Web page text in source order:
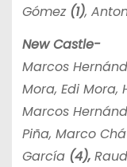
Gómez (1),
New Castle-
Marcos
Mora, Edi Mora,
Marcos
Piña, Marco
García(4),